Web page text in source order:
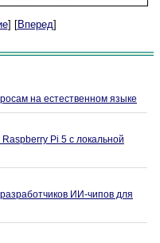
] [Вперед]
на естественном языке
Pi 5 с локальной
ИИ-чипов для